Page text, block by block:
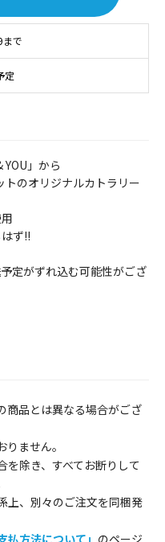
で
定
YOU」から
トのオリジナルカトラリー
ず!!
定がずれ込む可能性がござ
商品とは異なる場合がござ
ません。
を除き、すべてお断りして
上、別々のご注文を同梱発
払方法について」 のページ